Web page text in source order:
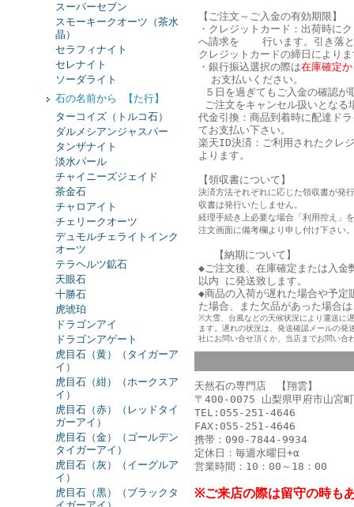
スーパーセブン
スモーキークオーツ（茶水
晶）
セラフィナイト
セレナイト
ソーダライト
石の名前から 【た行】
ターコイズ（トルコ石）
ダルメシアンジャスパー
タンザナイト
淡水パール
チャイニーズジェイド
茶金石
チャロアイト
チェリークオーツ
デュモルチェライトインク
オーツ
テラヘルツ鉱石
天眼石
十勝石
虎琥珀
ドラゴンアイ
ドラゴンアゲート
虎目石（黄）（タイガーア
イ）
虎目石（紺）（ホークスア
イ）
虎目石（赤）（レッドタイ
ガーアイ）
虎目石（金）（ゴールデン
タイガーアイ）
虎目石（灰）（イーグルア
イ）
虎目石（黒）（ブラックタ
【ご注文～ご入金の有効期限】
・クレジットカード：出荷時に
へ請求を 行います。引き落と
クレジットカードの締日により
・銀行振込選択の際は在庫確定
お支払いください。
５日を過ぎてもご入金の確認が
ご注文をキャンセル扱いとなる
代金引換：商品到着時に配達ド
てお支払い下さい。
楽天ID決済：ご利用されたクレ
よります。
【領収書について】
決済方法それぞれに応じた領収書が発
収書は発行いたしません。
経理手続き上必要な場合「利用控え」
注文画面に備考欄より申し付け下さい。
【納期について】
◆ご注文後、在庫確定または入
以内 に発送致します。
◆商品の入荷が遅れた場合や予定
た場合、また欠品があった場合
※大雪、台風などの天候状況により運送に
ます。遅れの状況は、発送確認メールの発
社にお問い合せ頂くか、当店までお問い合
天然石の専門店 【翔雲】
〒400-0075 山梨県甲府市山宮
TEL:055-251-4646
FAX:055-251-4646
携帯：090-7844-9934
定休日：毎週水曜日+α
営業時間：10：00～18：00
※ご来店の際は留守の時も